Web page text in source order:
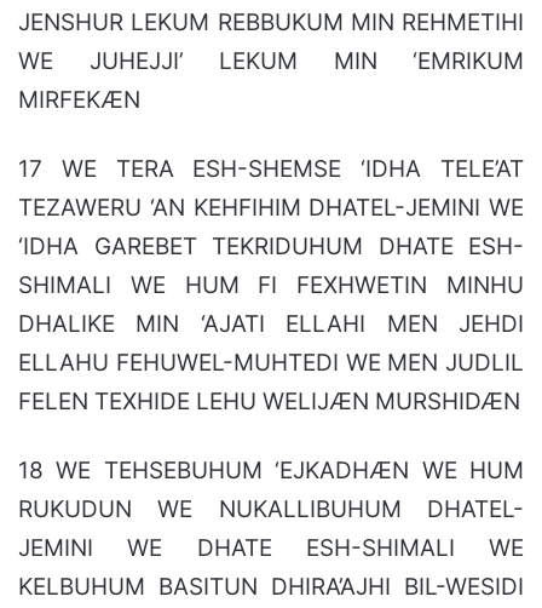
JENSHUR LEKUM REBBUKUM MIN REHMETIHI
WE JUHEJJI’ LEKUM MIN ‘EMRIKUM
MIRFEKÆN
17 WE TERA ESH-SHEMSE ‘IDHA TELE’AT
TEZAWERU ‘AN KEHFIHIM DHATEL-JEMINI WE
‘IDHA GAREBET TEKRIDUHUM DHATE ESH-
SHIMALI WE HUM FI FEXHWETIN MINHU
DHALIKE MIN ‘AJATI ELLAHI MEN JEHDI
ELLAHU FEHUWEL-MUHTEDI WE MEN JUDLIL
FELEN TEXHIDE LEHU WELIJÆN MURSHIDÆN
18 WE TEHSEBUHUM ‘EJKADHÆN WE HUM
RUKUDUN WE NUKALLIBUHUM DHATEL-
JEMINI WE DHATE ESH-SHIMALI WE
KELBUHUM BASITUN DHIRA’AJHI BIL-WESIDI